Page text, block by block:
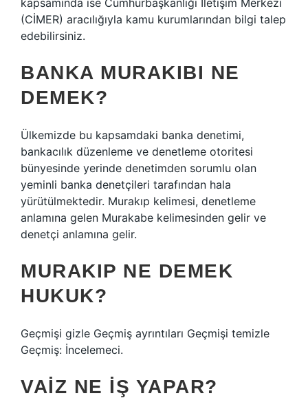
kapsamında ise Cumhurbaşkanlığı İletişim Merkezi
(CİMER) aracılığıyla kamu kurumlarından bilgi talep
edebilirsiniz.
BANKA MURAKIBI NE
DEMEK?
Ülkemizde bu kapsamdaki banka denetimi,
bankacılık düzenleme ve denetleme otoritesi
bünyesinde yerinde denetimden sorumlu olan
yeminli banka denetçileri tarafından hala
yürütülmektedir. Murakıp kelimesi, denetleme
anlamına gelen Murakabe kelimesinden gelir ve
denetçi anlamına gelir.
MURAKIP NE DEMEK
HUKUK?
Geçmişi gizle Geçmiş ayrıntıları Geçmişi temizle
Geçmiş: İncelemeci.
VAIZ NE IŞ YAPAR?